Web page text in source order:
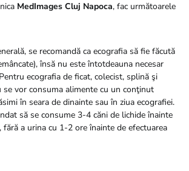
MedImages Cluj Napoca, fac următoarele
se recomandă ca ecografia să fie făcută
însă nu este întotdeauna necesar
ecografia de ficat, colecist, splină şi
se vor consuma alimente cu un conţinut
în seara de dinainte sau în ziua ecografiei.
să se consume 3-4 căni de lichide înainte
fără a urina cu 1-2 ore înainte de efectuarea